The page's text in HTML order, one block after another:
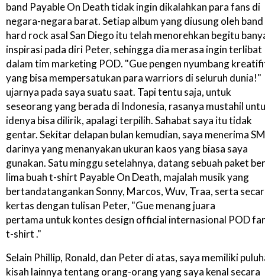
band Payable On Death tidak ingin dikalahkan para fans di
negara-negara barat. Setiap album yang diusung oleh band
hard rock asal San Diego itu telah menorehkan begitu
inspirasi pada diri Peter, sehingga dia merasa ingin terlibat
dalam tim marketing POD. "Gue pengen nyumbang
yang bisa mempersatukan para warriors di seluruh dunia!"
ujarnya pada saya suatu saat. Tapi tentu saja, untuk
seseorang yang berada di Indonesia, rasanya mustahil
idenya bisa dilirik, apalagi terpilih. Sahabat saya itu tidak
gentar. Sekitar delapan bulan kemudian, saya menerima
darinya yang menanyakan ukuran kaos yang biasa saya
gunakan. Satu minggu setelahnya, datang sebuah paket
lima buah t-shirt Payable On Death, majalah musik yang
bertandatangankan Sonny, Marcos, Wuv, Traa, serta
kertas dengan tulisan Peter, "Gue menang juara
pertama untuk kontes design official internasional POD
t-shirt ."
Selain Phillip, Ronald, dan Peter di atas, saya memiliki
kisah lainnya tentang orang-orang yang saya kenal secara